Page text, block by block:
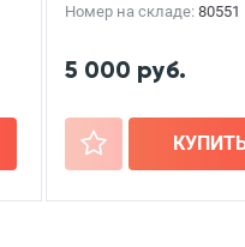
Номер на складе: 80551
5 000 руб.
+